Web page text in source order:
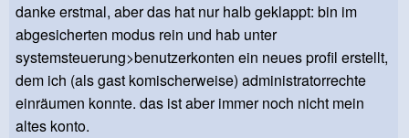
danke erstmal, aber das hat nur halb geklappt: bin im
abgesicherten modus rein und hab unter
systemsteuerung>benutzerkonten ein neues profil erstellt,
dem ich (als gast komischerweise) administratorrechte
einräumen konnte. das ist aber immer noch nicht mein
altes konto.